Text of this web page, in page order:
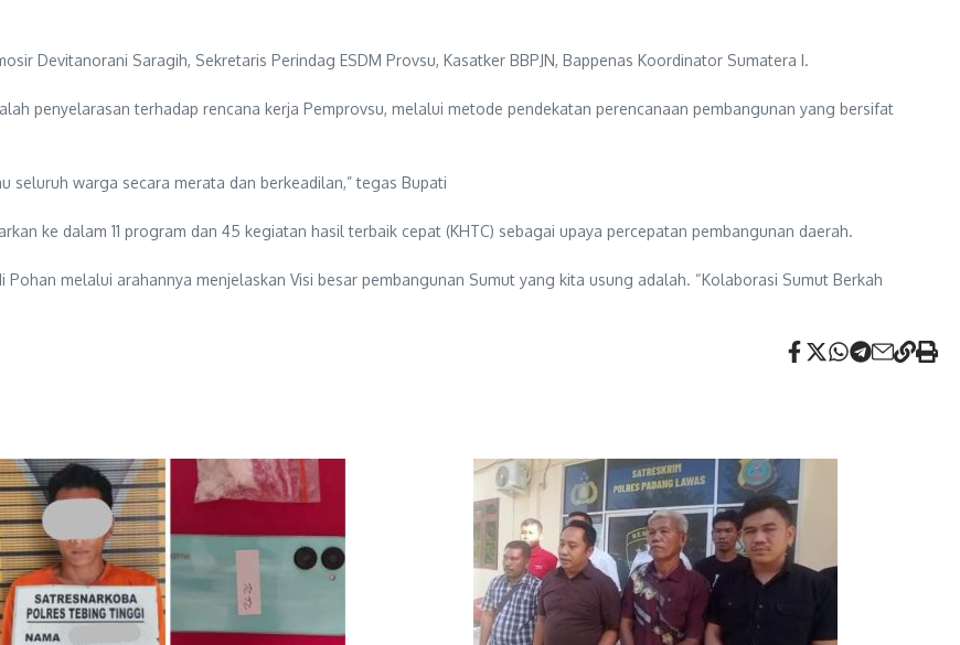
Devitanorani Saragih, Sekretaris Perindag ESDM Provsu, Kasatker BBPJN, Bappenas Koordinator Sumatera I.
penyelarasan terhadap rencana kerja Pemprovsu, melalui metode pendekatan perencanaan pembangunan yang bersifat
seluruh warga secara merata dan berkeadilan,” tegas Bupati
ke dalam 11 program dan 45 kegiatan hasil terbaik cepat (KHTC) sebagai upaya percepatan pembangunan daerah.
melalui arahannya menjelaskan Visi besar pembangunan Sumut yang kita usung adalah. “Kolaborasi Sumut Berkah